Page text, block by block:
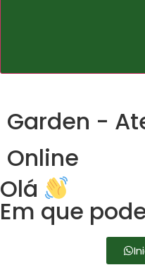
Garden -
Online
Olá
Em que